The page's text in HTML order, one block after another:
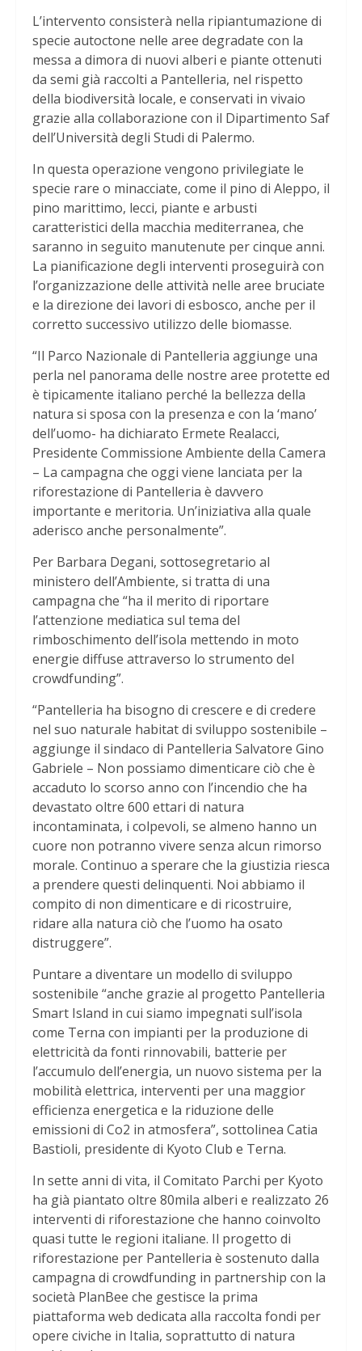
L’intervento consisterà nella ripiantumazione di
specie autoctone nelle aree degradate con la
messa a dimora di nuovi alberi e piante ottenuti
da semi già raccolti a Pantelleria, nel rispetto
della biodiversità locale, e conservati in vivaio
grazie alla collaborazione con il Dipartimento Saf
dell’Università degli Studi di Palermo.
In questa operazione vengono privilegiate le
specie rare o minacciate, come il pino di Aleppo, il
pino marittimo, lecci, piante e arbusti
caratteristici della macchia mediterranea, che
saranno in seguito manutenute per cinque anni.
La pianificazione degli interventi proseguirà con
l’organizzazione delle attività nelle aree bruciate
e la direzione dei lavori di esbosco, anche per il
corretto successivo utilizzo delle biomasse.
“Il Parco Nazionale di Pantelleria aggiunge una
perla nel panorama delle nostre aree protette ed
è tipicamente italiano perché la bellezza della
natura si sposa con la presenza e con la ‘mano’
dell’uomo- ha dichiarato Ermete Realacci,
Presidente Commissione Ambiente della Camera
– La campagna che oggi viene lanciata per la
riforestazione di Pantelleria è davvero
importante e meritoria. Un’iniziativa alla quale
aderisco anche personalmente”.
Per Barbara Degani, sottosegretario al
ministero dell’Ambiente, si tratta di una
campagna che “ha il merito di riportare
l’attenzione mediatica sul tema del
rimboschimento dell’isola mettendo in moto
energie diffuse attraverso lo strumento del
crowdfunding”.
“Pantelleria ha bisogno di crescere e di credere
nel suo naturale habitat di sviluppo sostenibile –
aggiunge il sindaco di Pantelleria Salvatore Gino
Gabriele – Non possiamo dimenticare ciò che è
accaduto lo scorso anno con l’incendio che ha
devastato oltre 600 ettari di natura
incontaminata, i colpevoli, se almeno hanno un
cuore non potranno vivere senza alcun rimorso
morale. Continuo a sperare che la giustizia riesca
a prendere questi delinquenti. Noi abbiamo il
compito di non dimenticare e di ricostruire,
ridare alla natura ciò che l’uomo ha osato
distruggere”.
Puntare a diventare un modello di sviluppo
sostenibile “anche grazie al progetto Pantelleria
Smart Island in cui siamo impegnati sull’isola
come Terna con impianti per la produzione di
elettricità da fonti rinnovabili, batterie per
l’accumulo dell’energia, un nuovo sistema per la
mobilità elettrica, interventi per una maggior
efficienza energetica e la riduzione delle
emissioni di Co2 in atmosfera”, sottolinea Catia
Bastioli, presidente di Kyoto Club e Terna.
In sette anni di vita, il Comitato Parchi per Kyoto
ha già piantato oltre 80mila alberi e realizzato 26
interventi di riforestazione che hanno coinvolto
quasi tutte le regioni italiane. Il progetto di
riforestazione per Pantelleria è sostenuto dalla
campagna di crowdfunding in partnership con la
società PlanBee che gestisce la prima
piattaforma web dedicata alla raccolta fondi per
opere civiche in Italia, soprattutto di natura